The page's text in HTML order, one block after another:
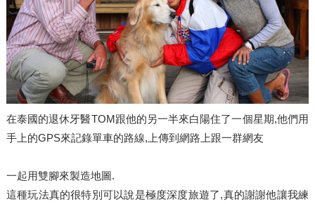
在泰國的退休牙醫TOM跟他的另一半來白陽住了一個星期,他們用
手上的GPS來記錄單車的路線,上傳到網路上跟一群網友
一起用雙腳來製造地圖.
這種玩法真的很特別可以說是極度深度旅遊了,真的謝謝他讓我練